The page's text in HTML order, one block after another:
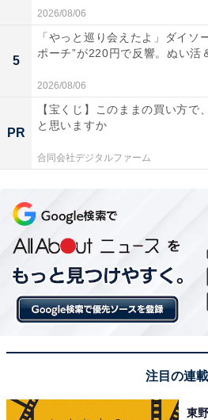
甘すぎないクリーム（筆者撮影）
まずは、クリームを1口。クリー
祖ジェリコの「楽しみ方その1」
まずはクリームを1口（筆者撮影）
2026/08/06
5
「やっと巡り会えたよ」ダイソ
ポーチ”が220円で反響。ぬい活
2026/08/06
PR
【宝くじ】このままの買い方で
と思いますか
合同会社デジタルファーム
注目の連載
東